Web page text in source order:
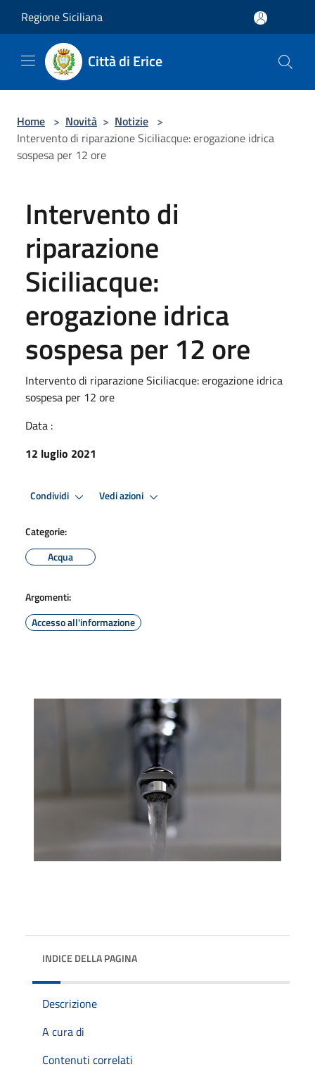
Regione Siciliana
Città di Erice
Home > Novità > Notizie >
Intervento di riparazione Siciliacque: erogazione idrica
sospesa per 12 ore
Intervento di
riparazione
Siciliacque:
erogazione idrica
sospesa per 12 ore
Intervento di riparazione Siciliacque: erogazione idrica
sospesa per 12 ore
Data :
12 luglio 2021
Condividi Vedi azioni
Categorie:
Acqua
Argomenti:
Accesso all'informazione
INDICE DELLA PAGINA
Descrizione
A cura di
Contenuti correlati